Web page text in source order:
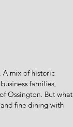
A mix of historic
families,
Ossington. But what
fine dining with